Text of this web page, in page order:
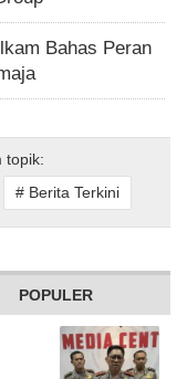
Bahas Peran
topik:
# Berita Terkini
POPULER